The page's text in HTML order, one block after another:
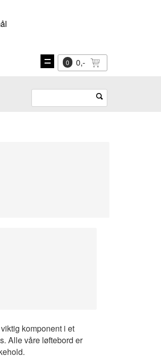
0 0,-
Vis
navigasjon
komponent i et
Alle våre løftebord er